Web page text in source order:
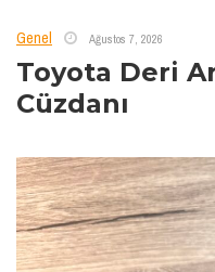
Genel Ağustos 7, 2026
Toyota Deri
Cüzdanı